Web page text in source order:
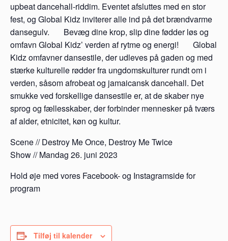
upbeat dancehall-riddim. Eventet afsluttes med en stor
fest, og Global Kidz inviterer alle ind på det brændvarme
dansegulv. Bevæg dine krop, slip dine fødder løs og
omfavn Global Kidz’ verden af rytme og energi! Global
Kidz omfavner dansestile, der udleves på gaden og med
stærke kulturelle rødder fra ungdomskulturer rundt om i
verden, såsom afrobeat og jamaicansk dancehall. Det
smukke ved forskellige dansestile er, at de skaber nye
sprog og fællesskaber, der forbinder mennesker på tværs
af alder, etnicitet, køn og kultur.
Scene // Destroy Me Once, Destroy Me Twice
Show // Mandag 26. juni 2023
Hold øje med vores Facebook- og Instagramside for
program
Tilføj til kalender